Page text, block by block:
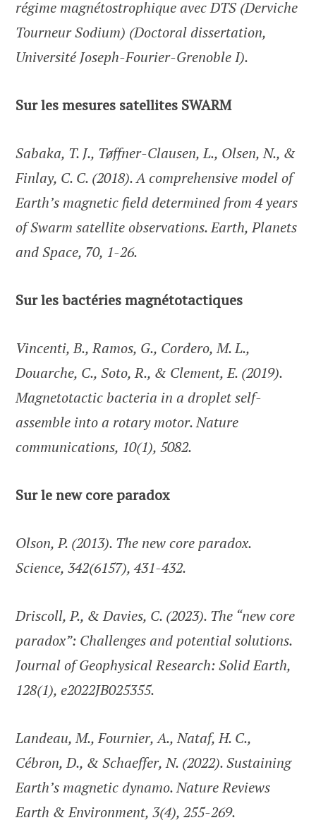
régime magnétostrophique avec DTS (Derviche
Tourneur Sodium) (Doctoral dissertation,
Université Joseph-Fourier-Grenoble I).
Sur les mesures satellites SWARM
Sabaka, T. J., Tøffner-Clausen, L., Olsen, N., &
Finlay, C. C. (2018). A comprehensive model of
Earth’s magnetic field determined from 4 years
of Swarm satellite observations. Earth, Planets
and Space, 70, 1-26.
Sur les bactéries magnétotactiques
Vincenti, B., Ramos, G., Cordero, M. L.,
Douarche, C., Soto, R., & Clement, E. (2019).
Magnetotactic bacteria in a droplet self-
assemble into a rotary motor. Nature
communications, 10(1), 5082.
Sur le new core paradox
Olson, P. (2013). The new core paradox.
Science, 342(6157), 431-432.
Driscoll, P., & Davies, C. (2023). The “new core
paradox”: Challenges and potential solutions.
Journal of Geophysical Research: Solid Earth,
128(1), e2022JB025355.
Landeau, M., Fournier, A., Nataf, H. C.,
Cébron, D., & Schaeffer, N. (2022). Sustaining
Earth’s magnetic dynamo. Nature Reviews
Earth & Environment, 3(4), 255-269.